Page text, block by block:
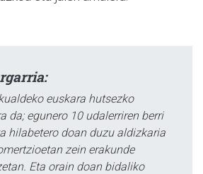
euskara hutsezko
da; egunero 10 udalerriren berri
hilabetero doan duzu aldizkaria
zein erakunde
Eta orain doan bidaliko